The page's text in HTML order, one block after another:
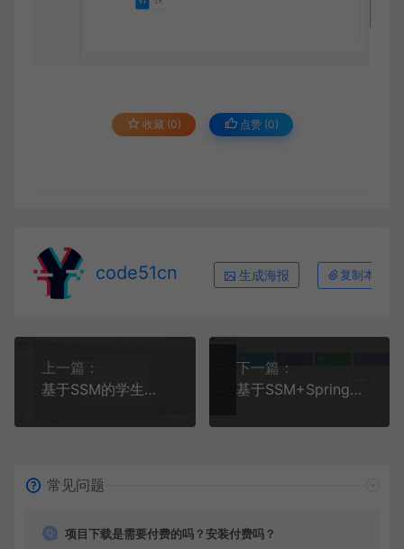
收藏 (0) 点赞 (0)
code51cn 生成海报 复制本文链
上一篇：
基于SSM的学生信息管理系统
下一篇：
基于SSM+SpringBoot+MySQL的博客管理系统
常见问题
项目下载是需要付费的吗？安装付费吗？